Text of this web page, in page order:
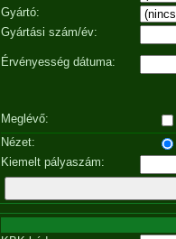
Gyártó:
Gyártási szám/év:
Érvényesség dátuma:
Meglévő:
Nézet:
Kiemelt pályaszám: